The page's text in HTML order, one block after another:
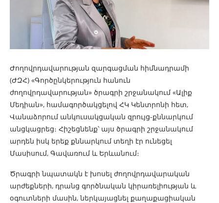
Ժողովրդավարության զարգացման հիմնադրամի
(ԺԶՀ) «Գործընկերություն հանուն
ժողովրդավարության» ծրագրի շրջանակում «Ալիք
Մեդիան», համագործակցելով ՀԿ Կենտրոնի հետ,
Վանաձորում անկուսակցական զրույց-քննարկում
անցկացրեց։ Հիշեցնենք՝ այս ծրագրի շրջանակում
արդեն իսկ երեք քննարկում տեղի էր ունեցել
Մասիսում, Գավառում և Երևանում։
Ծրագրի նպատակն է խոսել ժողովրդավարական
արժեքների, դրանց գործնական կիրառելիության և
օգուտների մասին, ներկայացնել քաղաքացիական